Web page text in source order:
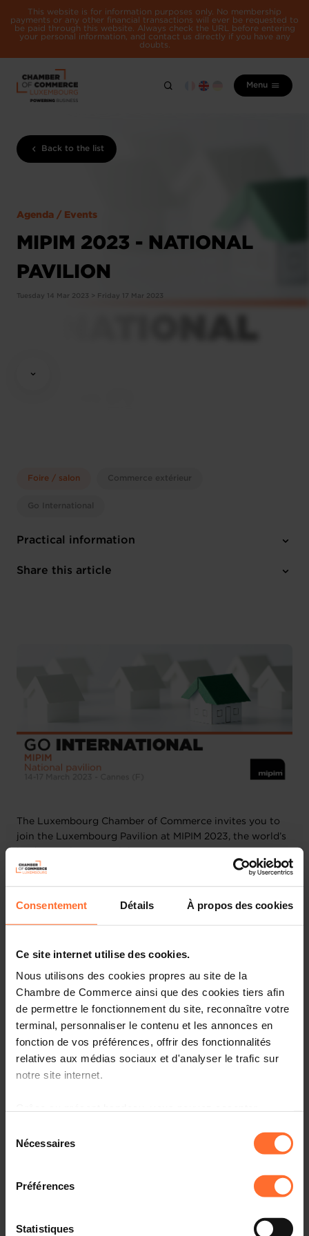
Consentement Détails À propos des cookies
Ce site internet utilise des cookies.
Nous utilisons des cookies propres au site de la
Chambre de Commerce ainsi que des cookies tiers afin
de permettre le fonctionnement du site, reconnaître votre
terminal, personnaliser le contenu et les annonces en
fonction de vos préférences, offrir des fonctionnalités
relatives aux médias sociaux et d'analyser le trafic sur
notre site internet.
à l’exception des cookies strictement nécessaires au
fonctionnement du site. Une description des différents
cookies est accessible sous l’onglet « Détails » ci-
dessus.
Il est précisé que la navigation sur le site et certaines
Nécessaires
Préférences
Statistiques
This website is for information purposes only. No membership
payments or any other financial transactions will ever be requested to
be paid through this website. Always check the URL before entering
your personal information, and contact us directly if you have any
doubts.
Menu
Back to the list
Agenda / Events
MIPIM 2023 - NATIONAL
PAVILION
Tuesday 14 Mar 2023 > Friday 17 Mar 2023
Foire / salon Commerce extérieur
Go International
Practical information
Tuesday 14 Mar 2023 > Friday 17 Mar 2023
Share this article
The Luxembourg Chamber of Commerce invites you to
join the Luxembourg Pavilion at MIPIM 2023, the world’s
all sectors of the international property industry for four
days of networking, learning and transaction. In 2022
MIPIM attractedover 2,400 exhibitorsand20,000
When?14-17 March 2023
Where?
Palais des Festivals, Cannes (France)
completed form by e-mail to mipim@cc.lu. As availability
of each package is limited, the “first come, first served”
rule will apply.
entrance passes.
Interested? Please register before 23 December 2022.